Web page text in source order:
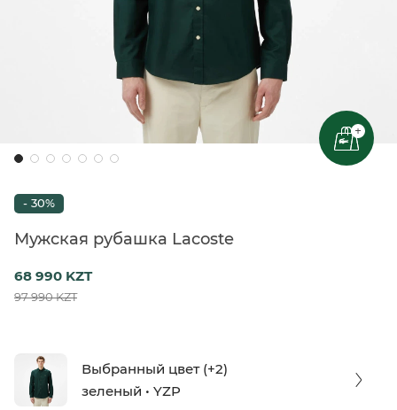
+
- 30%
Мужская рубашка Lacoste
68 990 KZT
97 990 KZT
Выбранный цвет (+2)
зеленый • YZP